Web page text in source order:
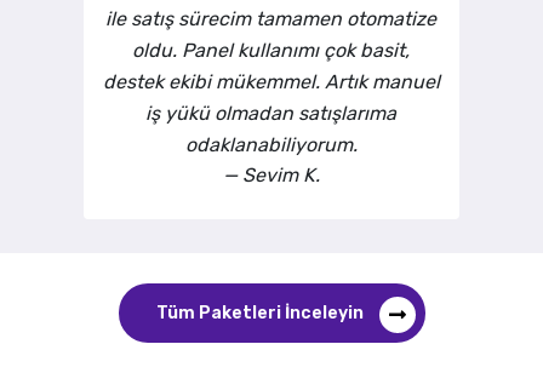
ile satış sürecim tamamen otomatize
oldu. Panel kullanımı çok basit,
destek ekibi mükemmel. Artık manuel
iş yükü olmadan satışlarıma
odaklanabiliyorum.
— Sevim K.
Tüm Paketleri İnceleyin